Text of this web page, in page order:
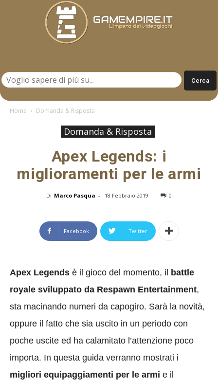
Home Domanda & Risposta
Domanda & Risposta
Apex Legends: i
miglioramenti per le armi
Di Marco Pasqua - 18 Febbraio 2019 0
Facebook Twitter
Apex Legends è il gioco del momento, il battle
royale sviluppato da Respawn Entertainment,
sta macinando numeri da capogiro. Sarà la novità,
oppure il fatto che sia uscito in un periodo con
poche uscite ed ha calamitato l’attenzione poco
importa. In questa guida verranno mostrati i
migliori equipaggiamenti per le armi e il